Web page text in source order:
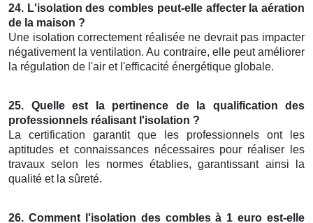
24. L'isolation des combles peut-elle affecter la aération
de la maison ?
Une isolation correctement réalisée ne devrait pas impacter
négativement la ventilation. Au contraire, elle peut améliorer
la régulation de l'air et l'efficacité énergétique globale.
25. Quelle est la pertinence de la qualification des
professionnels réalisant l'isolation ?
La certification garantit que les professionnels ont les
aptitudes et connaissances nécessaires pour réaliser les
travaux selon les normes établies, garantissant ainsi la
qualité et la sûreté.
26. Comment l'isolation des combles à 1 euro est-elle